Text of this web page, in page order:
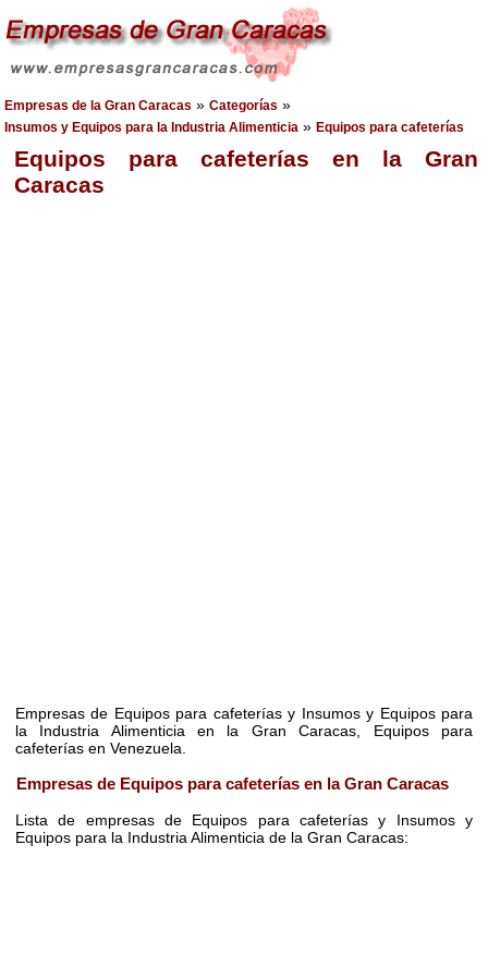
Empresas de la Gran Caracas » Categorías »
Insumos y Equipos para la Industria Alimenticia » Equipos para cafeterías
Equipos para cafeterías en la Gran
Caracas
Empresas de Equipos para cafeterías y Insumos y Equipos para
la Industria Alimenticia en la Gran Caracas, Equipos para
cafeterías en Venezuela.
Empresas de Equipos para cafeterías en la Gran Caracas
Lista de empresas de Equipos para cafeterías y Insumos y
Equipos para la Industria Alimenticia de la Gran Caracas: